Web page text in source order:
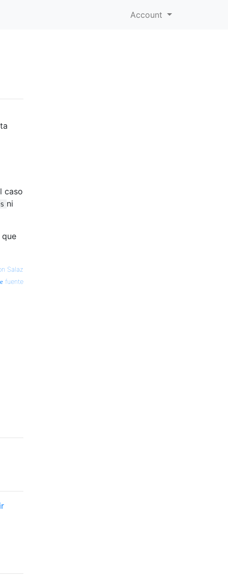
Account
caso
ni
Salaz
fuente